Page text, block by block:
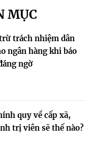
MỤC
trách nhiệm dân
ngân hàng khi báo
ngờ
quy về cấp xã,
trị viên sẽ thế nào?